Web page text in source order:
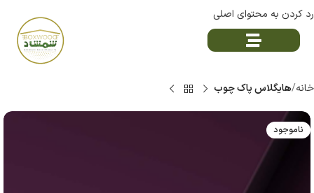
رد کردن به محتوای اصلی
خانه هایگلاس پاک چوب
ناموجود